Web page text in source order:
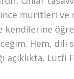
müritleri
kendilerine
Hem, dili
açıklıkta. Lütfi